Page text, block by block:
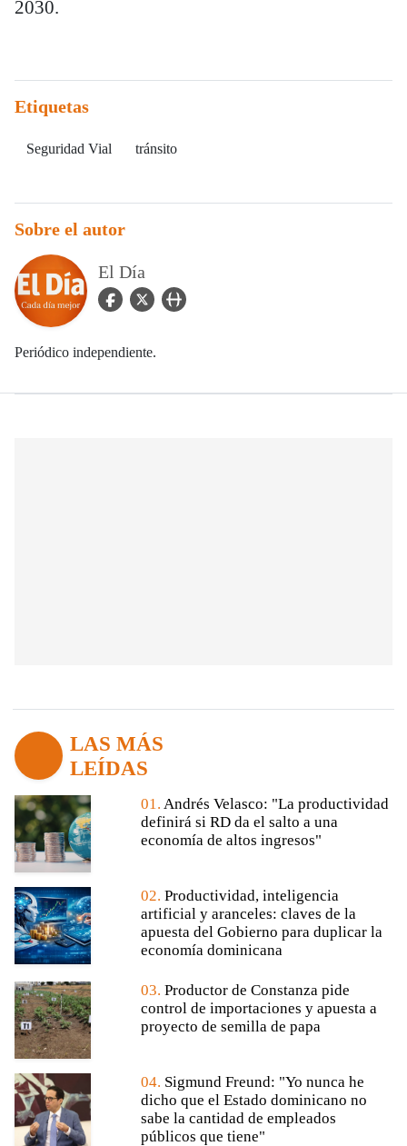
2030.
Etiquetas
Seguridad Vial tránsito
Sobre el autor
El Día
facebook Icon
twitter Iconuser_url Icon
Periódico independiente.
LAS MÁS
LEÍDAS
01. Andrés Velasco: "La productividad
definirá si RD da el salto a una
economía de altos ingresos"
02. Productividad, inteligencia
artificial y aranceles: claves de la
apuesta del Gobierno para duplicar la
economía dominicana
03. Productor de Constanza pide
control de importaciones y apuesta a
proyecto de semilla de papa
04. Sigmund Freund: "Yo nunca he
dicho que el Estado dominicano no
sabe la cantidad de empleados
públicos que tiene"